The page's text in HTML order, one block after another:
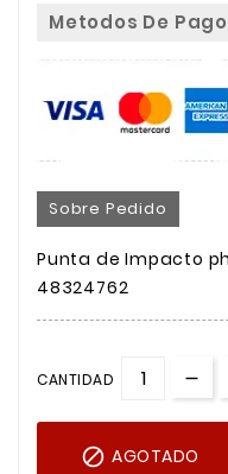
Metodos De Pago
Sobre Pedido
Punta de Impacto
48324762
CANTIDAD
 AGOTADO